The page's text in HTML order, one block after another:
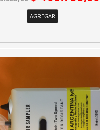
AGREGAR